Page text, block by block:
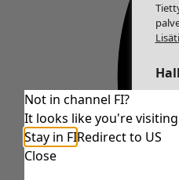
Not in channel FI?
It looks like you're
Stay in FIRedirect to US
Close